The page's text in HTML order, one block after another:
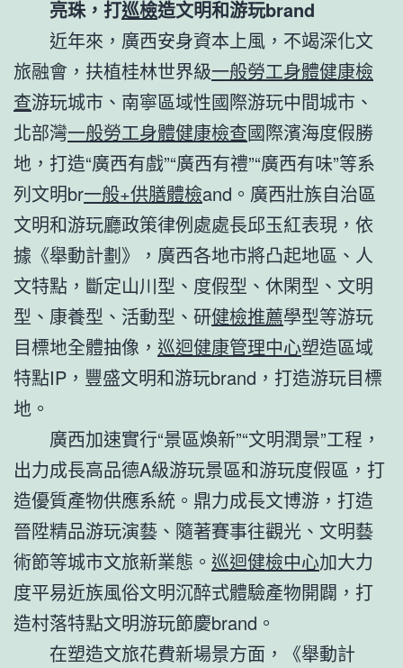
亮珠，打巡檢造文明和游玩brand
近年來，廣西安身資本上風，不竭深化文
旅融會，扶植桂林世界級一般勞工身體健康檢
查游玩城市、南寧區域性國際游玩中間城市、
北部灣一般勞工身體健康檢查國際濱海度假勝
地，打造“廣西有戲”“廣西有禮”“廣西有味”等系
列文明br一般+供膳體檢and。廣西壯族自治區
文明和游玩廳政策律例處處長邱玉紅表現，依
據《舉動計劃》，廣西各地市將凸起地區、人
文特點，斷定山川型、度假型、休閑型、文明
型、康養型、活動型、研健檢推薦學型等游玩
目標地全體抽像， 巡迴健康管理中心塑造區域
特點IP，豐盛文明和游玩brand，打造游玩目標
地。
廣西加速實行“景區煥新”“文明潤景”工程，
出力成長高品德A級游玩景區和游玩度假區，打
造優質產物供應系統。鼎力成長文博游，打造
晉陞精品游玩演藝、隨著賽事往觀光、文明藝
術節等城市文旅新業態。 巡迴健檢中心加大力
度平易近族風俗文明沉醉式體驗產物開闢，打
造村落特點文明游玩節慶brand。
在塑造文旅花費新場景方面，《舉動計